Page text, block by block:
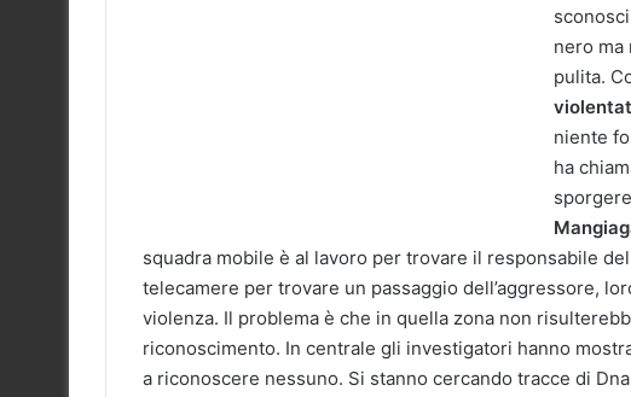
nero ma
pulita.
niente
ha
squadra mobile è al lavoro per trovare il responsabile
telecamere per trovare un passaggio dell’aggressore,
violenza. Il problema è che in quella zona non
riconoscimento. In centrale gli investigatori hanno
a riconoscere nessuno. Si stanno cercando tracce di